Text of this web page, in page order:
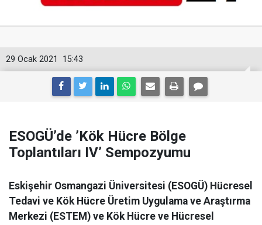
15:43
29 Ocak 2021
ESOGÜ’de ’Kök Hücre Bölge
Toplantıları IV’ Sempozyumu
Eskişehir Osmangazi Üniversitesi (ESOGÜ) Hücresel
Tedavi ve Kök Hücre Üretim Uygulama ve Araştırma
Merkezi (ESTEM) ve Kök Hücre ve Hücresel